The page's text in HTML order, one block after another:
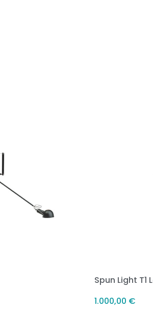
Spun Light T1
1.000,00 €